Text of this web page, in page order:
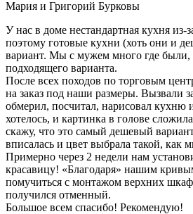
Мария и Григорий Бурковы
У нас в доме нестандартная кухня из-
поэтому готовые кухни (хоть они и
вариант. Мы с мужем много где
подходящего варианта.
После всех походов по торговым
на заказ под наши размеры. Вызвали
обмерил, посчитал, нарисовал кухню
хотелось, и картинка в голове
скажу, что это самый дешевый
вписалась и цвет выбрала такой, как
Примерно через 2 недели нам
красавицу! «Благодаря» нашим
помучиться с монтажом верхних
получился отменный.
Большое всем спасибо! Рекомендую!